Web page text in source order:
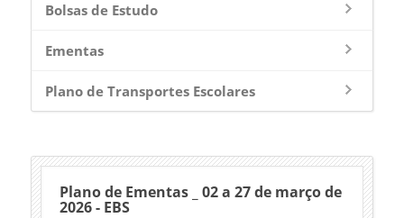
Bolsas de Estudo
Ementas
Plano de Transportes Escolares
Plano de Ementas _ 02 a 27 de março de
2026 - EBS